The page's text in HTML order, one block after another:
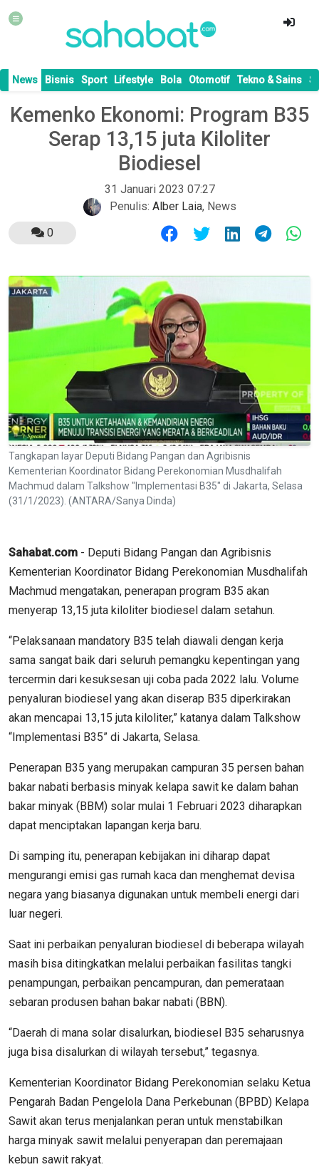
News Bisnis Sport Lifestyle Bola Otomotif Tekno & Sains
Kemenko Ekonomi: Program B35
Serap 13,15 juta Kiloliter
Biodiesel
31 Januari 2023 07:27
Penulis: Alber Laia, News
0
Tangkapan layar Deputi Bidang Pangan dan Agribisnis
Kementerian Koordinator Bidang Perekonomian Musdhalifah
Machmud dalam Talkshow "Implementasi B35" di Jakarta, Selasa
(31/1/2023). (ANTARA/Sanya Dinda)
Sahabat.com - Deputi Bidang Pangan dan Agribisnis
Kementerian Koordinator Bidang Perekonomian Musdhalifah
Machmud mengatakan, penerapan program B35 akan
menyerap 13,15 juta kiloliter biodiesel dalam setahun.
“Pelaksanaan mandatory B35 telah diawali dengan kerja
sama sangat baik dari seluruh pemangku kepentingan yang
tercermin dari kesuksesan uji coba pada 2022 lalu. Volume
penyaluran biodiesel yang akan diserap B35 diperkirakan
akan mencapai 13,15 juta kiloliter,” katanya dalam Talkshow
“Implementasi B35” di Jakarta, Selasa.
Penerapan B35 yang merupakan campuran 35 persen bahan
bakar nabati berbasis minyak kelapa sawit ke dalam bahan
bakar minyak (BBM) solar mulai 1 Februari 2023 diharapkan
dapat menciptakan lapangan kerja baru.
Di samping itu, penerapan kebijakan ini diharap dapat
mengurangi emisi gas rumah kaca dan menghemat devisa
negara yang biasanya digunakan untuk membeli energi dari
luar negeri.
Saat ini perbaikan penyaluran biodiesel di beberapa wilayah
masih bisa ditingkatkan melalui perbaikan fasilitas tangki
penampungan, perbaikan pencampuran, dan pemerataan
sebaran produsen bahan bakar nabati (BBN).
“Daerah di mana solar disalurkan, biodiesel B35 seharusnya
juga bisa disalurkan di wilayah tersebut,” tegasnya.
Kementerian Koordinator Bidang Perekonomian selaku Ketua
Pengarah Badan Pengelola Dana Perkebunan (BPBD) Kelapa
Sawit akan terus menjalankan peran untuk menstabilkan
harga minyak sawit melalui penyerapan dan peremajaan
kebun sawit rakyat.